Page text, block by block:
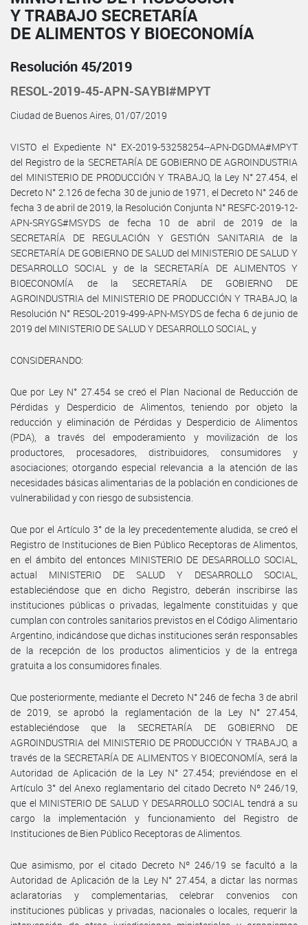
Y TRABAJO SECRETARÍA
DE ALIMENTOS Y BIOECONOMÍA
Resolución 45/2019
RESOL-2019-45-APN-SAYBI#MPYT
Ciudad de Buenos Aires, 01/07/2019
VISTO el Expediente N° EX-2019-53258254--APN-DGDMA#MPYT
del Registro de la SECRETARÍA DE GOBIERNO DE AGROINDUSTRIA
del MINISTERIO DE PRODUCCIÓN Y TRABAJO, la Ley N° 27.454, el
Decreto N° 2.126 de fecha 30 de junio de 1971, el Decreto N° 246 de
fecha 3 de abril de 2019, la Resolución Conjunta N° RESFC-2019-12-
APN-SRYGS#MSYDS de fecha 10 de abril de 2019 de la
SECRETARÍA DE REGULACIÓN Y GESTIÓN SANITARIA de la
SECRETARÍA DE GOBIERNO DE SALUD del MINISTERIO DE SALUD Y
DESARROLLO SOCIAL y de la SECRETARÍA DE ALIMENTOS Y
BIOECONOMÍA de la SECRETARÍA DE GOBIERNO DE
AGROINDUSTRIA del MINISTERIO DE PRODUCCIÓN Y TRABAJO, la
Resolución N° RESOL-2019-499-APN-MSYDS de fecha 6 de junio de
2019 del MINISTERIO DE SALUD Y DESARROLLO SOCIAL, y
CONSIDERANDO:
Que por Ley N° 27.454 se creó el Plan Nacional de Reducción de
Pérdidas y Desperdicio de Alimentos, teniendo por objeto la
reducción y eliminación de Pérdidas y Desperdicio de Alimentos
(PDA), a través del empoderamiento y movilización de los
productores, procesadores, distribuidores, consumidores y
asociaciones; otorgando especial relevancia a la atención de las
necesidades básicas alimentarias de la población en condiciones de
vulnerabilidad y con riesgo de subsistencia.
Que por el Artículo 3° de la ley precedentemente aludida, se creó el
Registro de Instituciones de Bien Público Receptoras de Alimentos,
en el ámbito del entonces MINISTERIO DE DESARROLLO SOCIAL,
actual MINISTERIO DE SALUD Y DESARROLLO SOCIAL,
estableciéndose que en dicho Registro, deberán inscribirse las
instituciones públicas o privadas, legalmente constituidas y que
cumplan con controles sanitarios previstos en el Código Alimentario
Argentino, indicándose que dichas instituciones serán responsables
de la recepción de los productos alimenticios y de la entrega
gratuita a los consumidores finales.
Que posteriormente, mediante el Decreto N° 246 de fecha 3 de abril
de 2019, se aprobó la reglamentación de la Ley N° 27.454,
estableciéndose que la SECRETARÍA DE GOBIERNO DE
AGROINDUSTRIA del MINISTERIO DE PRODUCCIÓN Y TRABAJO, a
través de la SECRETARÍA DE ALIMENTOS Y BIOECONOMÍA, será la
Autoridad de Aplicación de la Ley N° 27.454; previéndose en el
Artículo 3° del Anexo reglamentario del citado Decreto Nº 246/19,
que el MINISTERIO DE SALUD Y DESARROLLO SOCIAL tendrá a su
cargo la implementación y funcionamiento del Registro de
Instituciones de Bien Público Receptoras de Alimentos.
Que asimismo, por el citado Decreto Nº 246/19 se facultó a la
Autoridad de Aplicación de la Ley N° 27.454, a dictar las normas
aclaratorias y complementarias, celebrar convenios con
instituciones públicas y privadas, nacionales o locales, requerir la